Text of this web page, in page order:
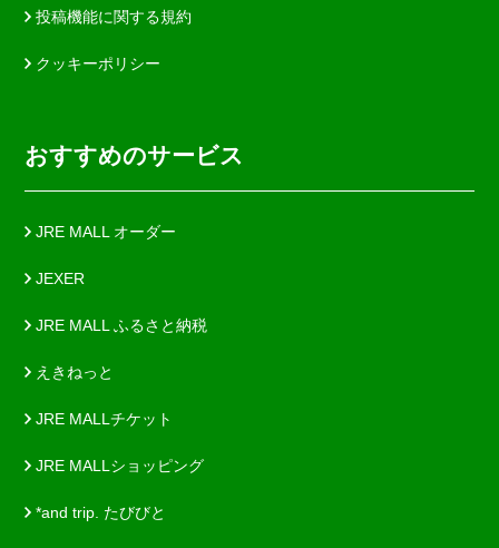
投稿機能に関する規約
クッキーポリシー
おすすめのサービス
JRE MALL オーダー
JEXER
JRE MALL ふるさと納税
えきねっと
JRE MALLチケット
JRE MALLショッピング
*and trip. たびびと